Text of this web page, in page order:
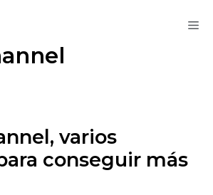
varios
conseguir más